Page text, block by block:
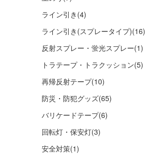
ライン引き (4)
ライン引き(スプレータイプ)(16)
反射スプレー・蛍光スプレー(1)
トラテープ・トラクッション(5)
再帰反射テープ(10)
防災・防犯グッズ(65)
バリケードテープ(6)
回転灯・保安灯(3)
安全対策(1)